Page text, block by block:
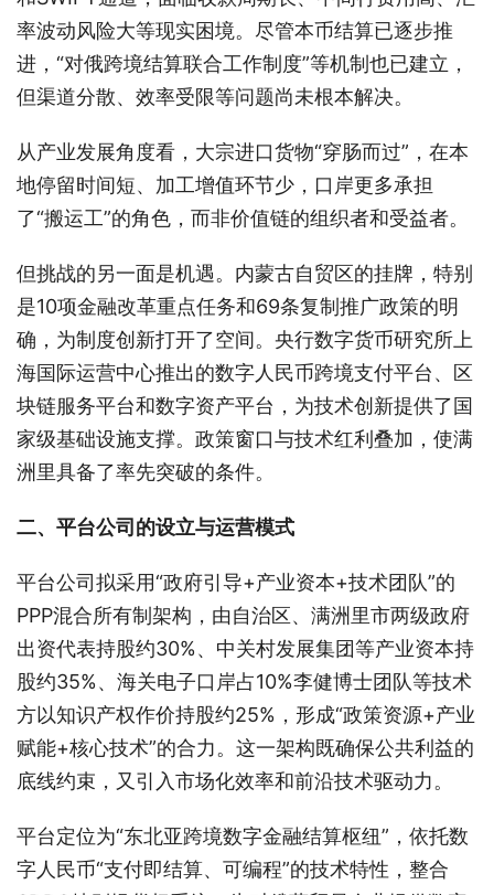
率波动风险大等现实困境。尽管本币结算已逐步推
进，“对俄跨境结算联合工作制度”等机制也已建立，
但渠道分散、效率受限等问题尚未根本解决。
从产业发展角度看，大宗进口货物“穿肠而过”，在本
地停留时间短、加工增值环节少，口岸更多承担
了“搬运工”的角色，而非价值链的组织者和受益者。
但挑战的另一面是机遇。内蒙古自贸区的挂牌，特别
是10项金融改革重点任务和69条复制推广政策的明
确，为制度创新打开了空间。央行数字货币研究所上
海国际运营中心推出的数字人民币跨境支付平台、区
块链服务平台和数字资产平台，为技术创新提供了国
家级基础设施支撑。政策窗口与技术红利叠加，使满
洲里具备了率先突破的条件。
二、平台公司的设立与运营模式
平台公司拟采用“政府引导+产业资本+技术团队”的
PPP混合所有制架构，由自治区、满洲里市两级政府
出资代表持股约30%、中关村发展集团等产业资本持
股约35%、海关电子口岸占10%李健博士团队等技术
方以知识产权作价持股约25%，形成“政策资源+产业
赋能+核心技术”的合力。这一架构既确保公共利益的
底线约束，又引入市场化效率和前沿技术驱动力。
平台定位为“东北亚跨境数字金融结算枢纽”，依托数
字人民币“支付即结算、可编程”的技术特性，整合